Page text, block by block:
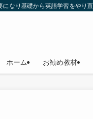
なり基礎から英語学習をや
ホーム お勧め教材